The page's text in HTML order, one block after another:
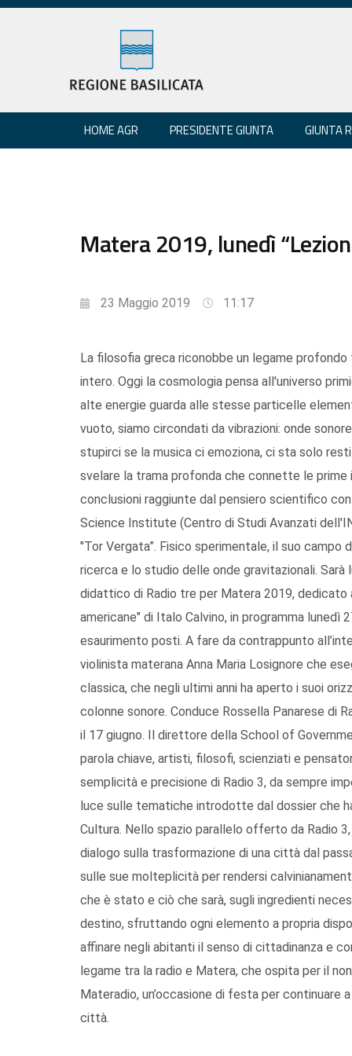
HOME AGR PRESIDENTE GIUNTA GIUNTA
Matera 2019, lunedì
23 Maggio 2019 11:17
La filosofia greca riconobbe un legame
intero. Oggi la cosmologia pensa all'universo
alte energie guarda alle stesse particelle
vuoto, siamo circondati da vibrazioni: onde
stupirci se la musica ci emoziona, ci sta solo
svelare la trama profonda che connette le
conclusioni raggiunte dal pensiero scientifico
Science Institute (Centro di Studi Avanzati
"Tor Vergata”. Fisico sperimentale, il suo
ricerca e lo studio delle onde gravitazionali.
didattico di Radio tre per Matera 2019,
americane" di Italo Calvino, in programma lunedì
esaurimento posti. A fare da contrappunto
violinista materana Anna Maria Losignore che
classica, che negli ultimi anni ha aperto i suoi
colonne sonore. Conduce Rossella Panarese di
il 17 giugno. Il direttore della School of
parola chiave, artisti, filosofi, scienziati e
semplicità e precisione di Radio 3, da sempre
luce sulle tematiche introdotte dal dossier che
Cultura. Nello spazio parallelo offerto da Radio
dialogo sulla trasformazione di una città dal
sulle sue molteplicità per rendersi
che è stato e ciò che sarà, sugli ingredienti
destino, sfruttando ogni elemento a propria
affinare negli abitanti il senso di cittadinanza e
legame tra la radio e Matera, che ospita per il
Materadio, un’occasione di festa per
città.